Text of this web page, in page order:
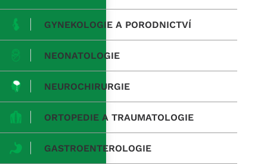
GYNEKOLOGIE A PORODNICTVÍ
NEONATOLOGIE
NEUROCHIRURGIE
ORTOPEDIE A TRAUMATOLOGIE
GASTROENTEROLOGIE